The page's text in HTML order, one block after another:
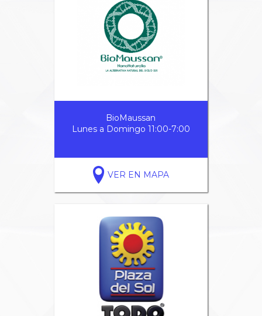
BioMaussan
Lunes a Domingo 11:00-7:00
VER EN MAPA